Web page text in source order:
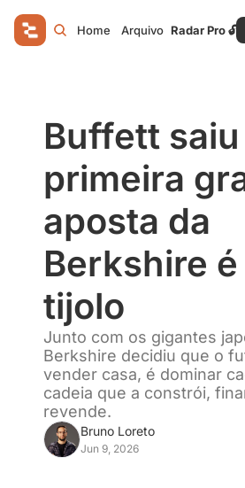
Home Arquivo Radar Pro 🔓
Buffett saiu
primeira
aposta da
Berkshire é
tijolo
Junto com os gigantes
Berkshire decidiu que o
vender casa, é dominar
cadeia que a constrói,
revende.
Bruno Loreto
Jun 9, 2026